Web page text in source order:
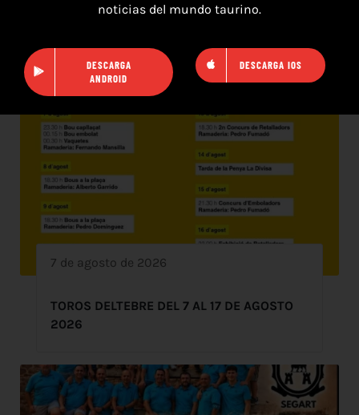
7 de agosto de 2026
TOROS DELTEBRE DEL 7 AL 17 DE AGOSTO
2026
noticias del mundo taurino.
DESCARGA
ANDROID
DESCARGA IOS